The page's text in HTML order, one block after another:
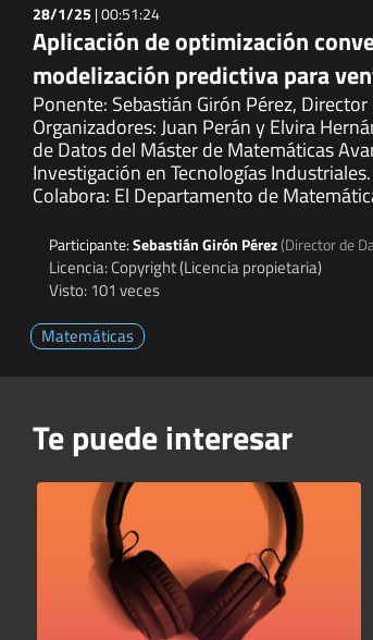
28/1/25 |00:51:24
Aplicación de optimización
modelización predictiva para
Ponente: Sebastián Girón Pérez,
Organizadores: Juan Perán y Elvira
de Datos del Máster de Matemáticas
Investigación en Tecnologías Industriales.
Colabora: El Departamento de
Participante:Sebastián Girón Pérez(Director de
Licencia: Copyright (Licencia propietaria)
Visto: 101 veces
Matemáticas
Te puede interesar